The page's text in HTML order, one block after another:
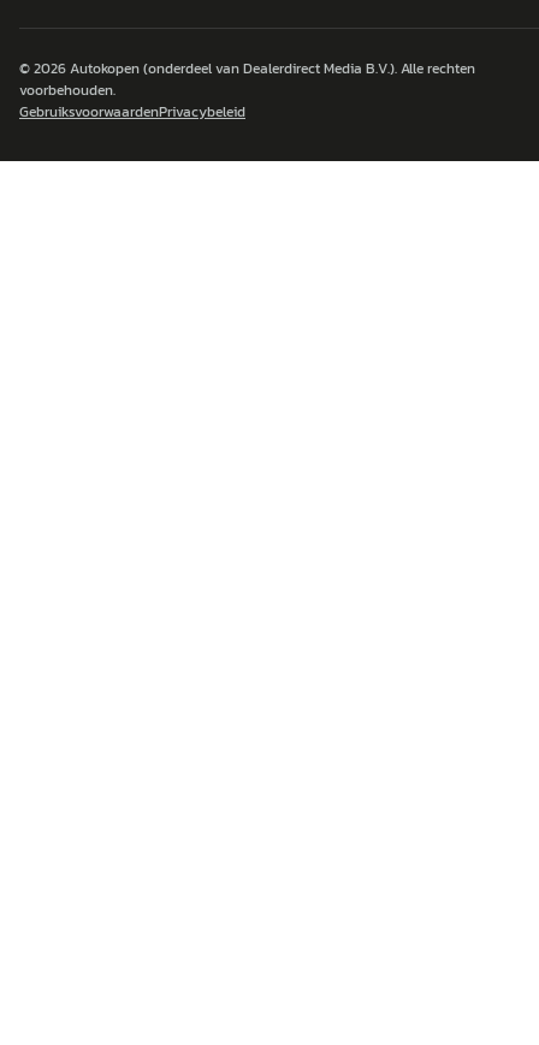
© 2026Autokopen(onderdeel van Dealerdirect Media B.V.). Alle rechten
voorbehouden.
GebruiksvoorwaardenPrivacybeleid